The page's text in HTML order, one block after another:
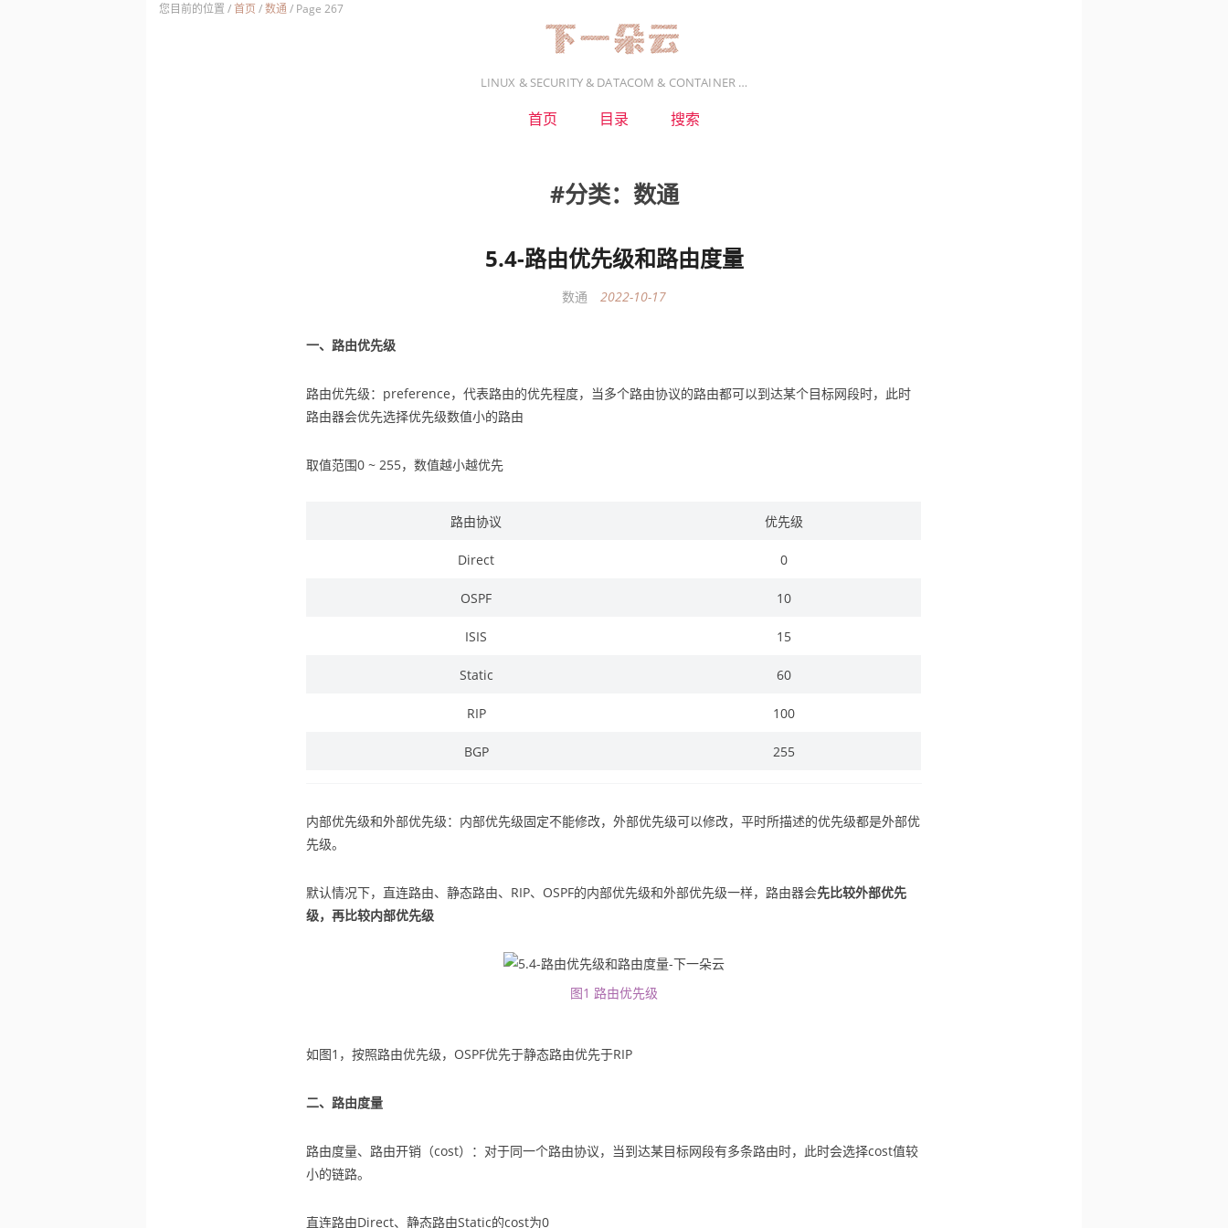
您目前的位置 /首页 /数通 / Page 267
LINUX & SECURITY & DATACOM & CONTAINER …
首页 目录 搜索
分类：数通
5.4-路由优先级和路由度量
数通 2022-10-17
一、路由优先级
路由优先级：preference，代表路由的优先程度，当多个路由协议的路由都可以到达某个目标网段时，此时
路由器会优先选择优先级数值小的路由
取值范围0 ~ 255，数值越小越优先
路由协议 优先级
Direct 0
OSPF 10
ISIS 15
Static 60
RIP 100
BGP 255
内部优先级和外部优先级：内部优先级固定不能修改，外部优先级可以修改，平时所描述的优先级都是外部优
先级。
默认情况下，直连路由、静态路由、RIP、OSPF的内部优先级和外部优先级一样，路由器会先比较外部优先
级，再比较内部优先级
图1 路由优先级
如图1，按照路由优先级，OSPF优先于静态路由优先于RIP
二、路由度量
路由度量、路由开销（cost）：对于同一个路由协议，当到达某目标网段有多条路由时，此时会选择cost值较
小的链路。
直连路由Direct、静态路由Static的cost为0